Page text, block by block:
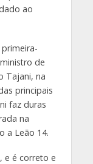
ao
de
Tajani, na
principais
faz duras
na
a Leão 14.
e é correto e